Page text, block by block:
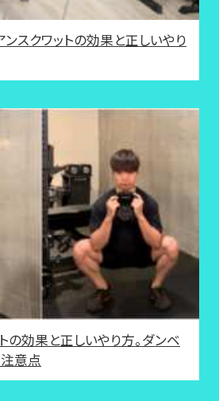
スクワットの効果と正しいやり
の効果と正しいやり方。ダンベ
注意点